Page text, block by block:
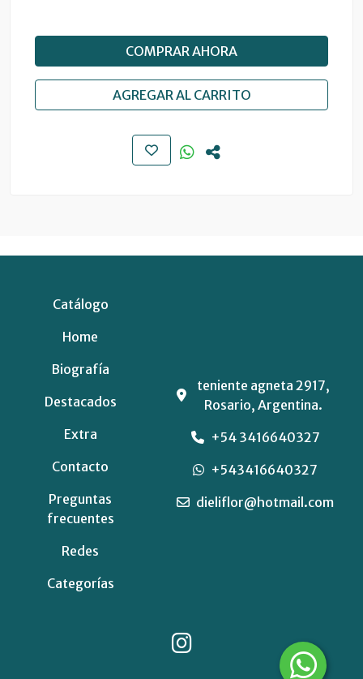
COMPRAR AHORA
AGREGAR AL CARRITO
Catálogo
Home
Biografía
Destacados
Extra
Contacto
Preguntas
frecuentes
Redes
Categorías
teniente agneta 2917,
Rosario, Argentina.
+54 3416640327
+543416640327
dieliflor@hotmail.com